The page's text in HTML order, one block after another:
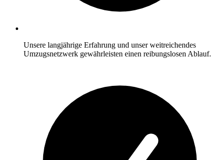
Unsere langjährige Erfahrung und unser weitreichendes
Umzugsnetzwerk gewährleisten einen reibungslosen Ablauf.